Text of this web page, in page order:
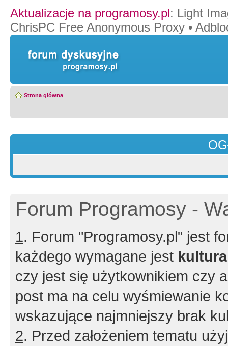
Aktualizacje na programosy.pl: Light
ChrisPC Free Anonymous Proxy •
Strona główna
Forum Programosy -
1. Forum "Programosy.pl" jest
każdego wymagane jest
czy jest się użytkownikiem czy
post ma na celu wyśmiewanie
wskazujące najmniejszy brak
2. Przed założeniem tematu